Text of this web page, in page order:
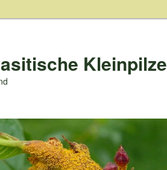
Kleinpilze